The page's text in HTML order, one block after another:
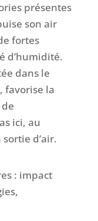
présentes
son air
fortes
d’humidité.
dans le
favorise la
ici, au
d’air.
: impact